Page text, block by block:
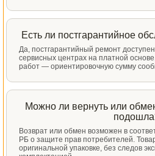
Есть ли постгарантийное
Да, постгарантийный ремонт
сервисных центрах на платной
работ — ориентировочную сумму
Можно ли вернуть или
Возврат или обмен возможен в
РБ о защите прав потребителей.
оригинальной упаковке, без следов